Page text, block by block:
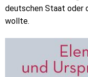
deutschen Staat oder
wollte.